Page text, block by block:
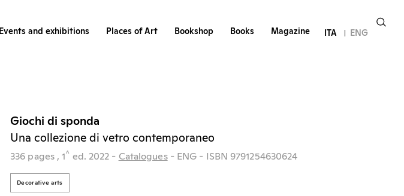
Events and exhibitions Places of Art Bookshop Books Magazine ITA ENG
Giochi di sponda
Una collezione di vetro contemporaneo
336 pages , 1^ ed. 2022 - Catalogues - ENG - ISBN 9791254630624
Decorative arts